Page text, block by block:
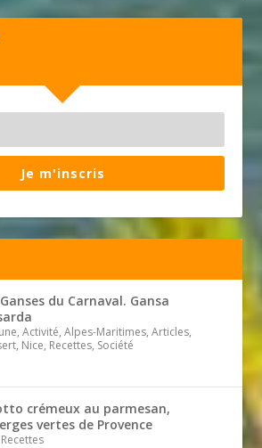
Je m'inscris
du Carnaval. Gansa
Activité, Alpes-Maritimes, Articles,
Nice, Recettes, Société
crémeux au parmesan,
vertes de Provence